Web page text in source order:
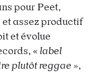
pour Peet,
assez productif
et évolue
« label
plutôt reggae »,